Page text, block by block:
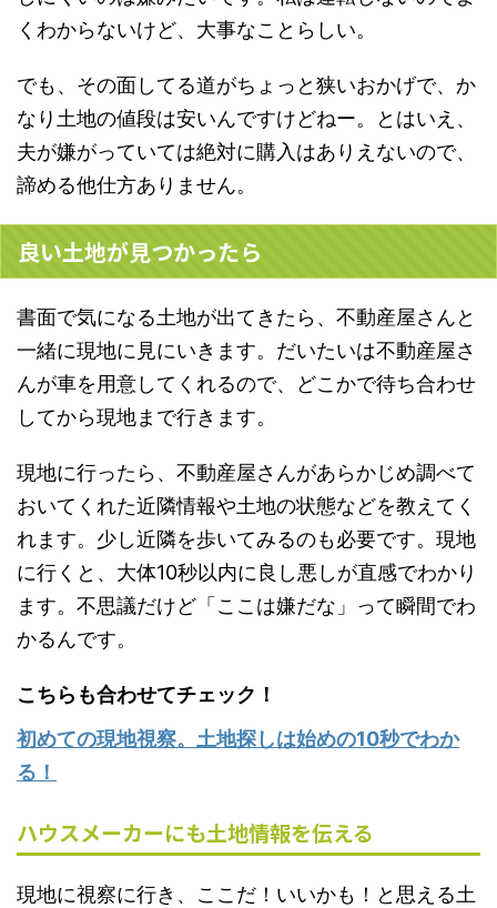
くわからないけど、大事なことらしい。
でも、その面してる道がちょっと狭いおかげで、か
なり土地の値段は安いんですけどねー。とはいえ、
夫が嫌がっていては絶対に購入はありえないので、
諦める他仕方ありません。
良い土地が見つかったら
書面で気になる土地が出てきたら、不動産屋さんと
一緒に現地に見にいきます。だいたいは不動産屋さ
んが車を用意してくれるので、どこかで待ち合わせ
してから現地まで行きます。
現地に行ったら、不動産屋さんがあらかじめ調べて
おいてくれた近隣情報や土地の状態などを教えてく
れます。 少し近隣を歩いてみるのも必要です。現地
に行くと、大体10秒以内に良し悪しが直感でわかり
ます。不思議だけど「ここは嫌だな」って瞬間でわ
かるんです。
こちらも合わせてチェック！
初めての現地視察。土地探しは始めの10秒でわか
る！
ハウスメーカーにも土地情報を伝える
現地に視察に行き、ここだ！いいかも！と思える土